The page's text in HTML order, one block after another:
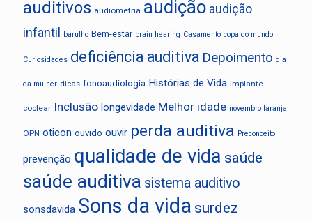
auditivos audiometria audição audição
infantil
barulho Bem-estar brain hearing Casamento copa do mundo
Curiosidades deficiência auditiva Depoimento dia
da mulher dicas fonoaudiologia Histórias de Vida implante
coclear Inclusão longevidade Melhor idade novembro laranja
OPN oticon ouvido ouvir perda auditiva Preconceito
prevenção qualidade de vida saúde
saúde auditiva sistema auditivo
sonsdavida Sons da vida surdez